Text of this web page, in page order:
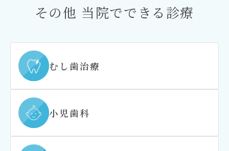
その他 当院でできる診療
むし歯治療
小児歯科